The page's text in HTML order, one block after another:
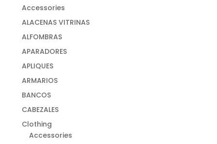
Accessories
ALACENAS VITRINAS
ALFOMBRAS
APARADORES
APLIQUES
ARMARIOS
BANCOS
CABEZALES
Clothing
Accessories